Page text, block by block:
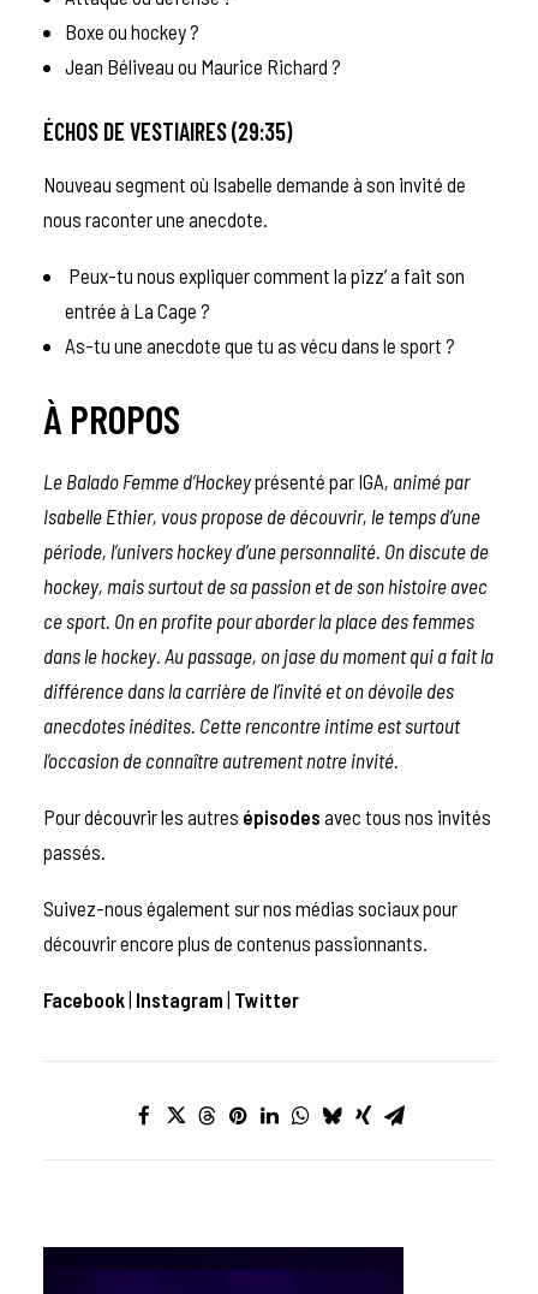
Boxe ou hockey ?
Jean Béliveau ou Maurice Richard ?
ÉCHOS DE VESTIAIRES (29:35)
Nouveau segment où Isabelle demande à son invité de
nous raconter une anecdote.
Peux-tu nous expliquer comment la pizz’ a fait son
entrée à La Cage ?
As-tu une anecdote que tu as vécu dans le sport ?
À PROPOS
Le Balado Femme d’Hockeyprésenté par IGA, animé par
Isabelle Ethier, vous propose de découvrir, le temps d’une
période, l’univers hockey d’une personnalité. On discute de
hockey, mais surtout de sa passion et de son histoire avec
ce sport. On en profite pour aborder la place des femmes
dans le hockey. Au passage, on jase du moment qui a fait la
différence dans la carrière de l’invité et on dévoile des
anecdotes inédites. Cette rencontre intime est surtout
l’occasion de connaître autrement notre invité.
Pour découvrir les autres épisodes avec tous nos invités
passés.
Suivez-nous également sur nos médias sociaux pour
découvrir encore plus de contenus passionnants.
Facebook| Instagram | Twitter